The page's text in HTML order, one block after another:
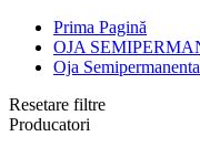
Prima Pagină
OJA
Oja
Resetare filtre
Producatori